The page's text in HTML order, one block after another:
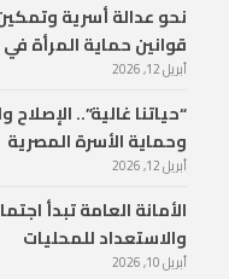
نحو عدالة أسرية
قوانين حماية المرأة
أبريل 12, 2026
“حياتنا غالية”..
وحماية الأسرة المصرية
أبريل 12, 2026
الأمانة العامة تبدأ
والاستعداد للمحليات
أبريل 10, 2026